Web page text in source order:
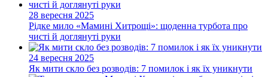
28 вересня 2025
Рідке мило «Мамині Хитрощі»: щоденна турбота про
чисті й доглянуті руки
24 вересня 2025
Як мити скло без розводів: 7 помилок і як їх уникнути